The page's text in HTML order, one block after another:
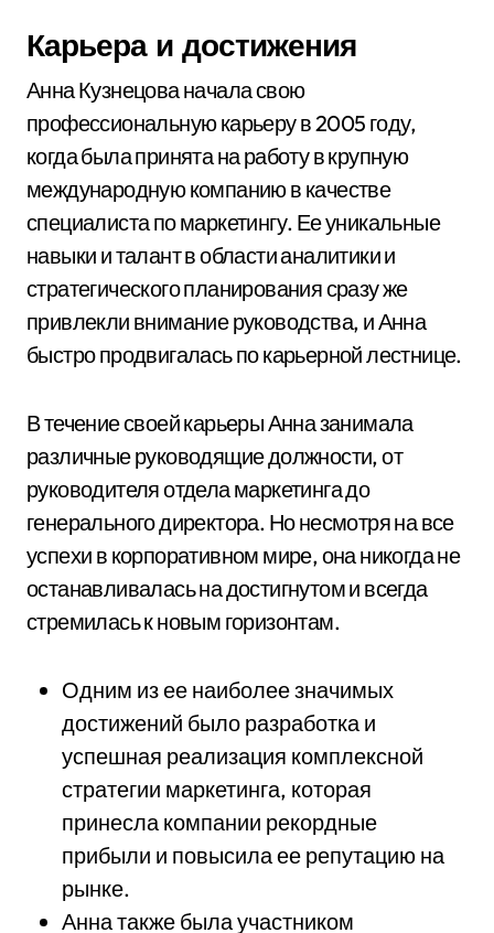
Карьера и достижения
Анна Кузнецова начала свою
профессиональную карьеру в 2005 году,
когда была принята на работу в крупную
международную компанию в качестве
специалиста по маркетингу. Ее уникальные
навыки и талант в области аналитики и
стратегического планирования сразу же
привлекли внимание руководства, и Анна
быстро продвигалась по карьерной лестнице.
В течение своей карьеры Анна занимала
различные руководящие должности, от
руководителя отдела маркетинга до
генерального директора. Но несмотря на все
успехи в корпоративном мире, она никогда не
останавливалась на достигнутом и всегда
стремилась к новым горизонтам.
Одним из ее наиболее значимых
достижений было разработка и
успешная реализация комплексной
стратегии маркетинга, которая
принесла компании рекордные
прибыли и повысила ее репутацию на
рынке.
Анна также была участником